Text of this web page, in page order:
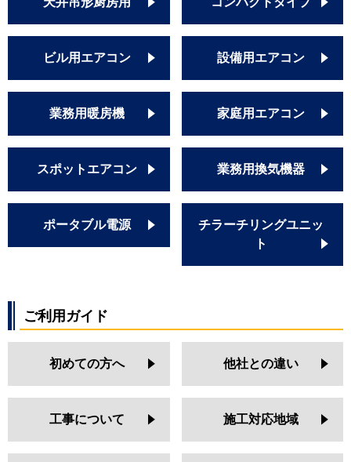
ビル用エアコン 設備用エアコン
業務用暖房機 家庭用エアコン
スポットエアコン 業務用換気機器
ポータブル電源
チラーチリングユニッ
ト
ご利用ガイド
初めての方へ 他社との違い
工事について 施工対応地域